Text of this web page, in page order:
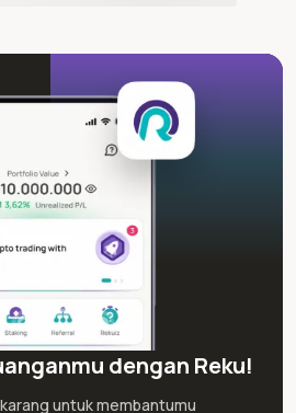
dengan Reku!
untuk membantumu